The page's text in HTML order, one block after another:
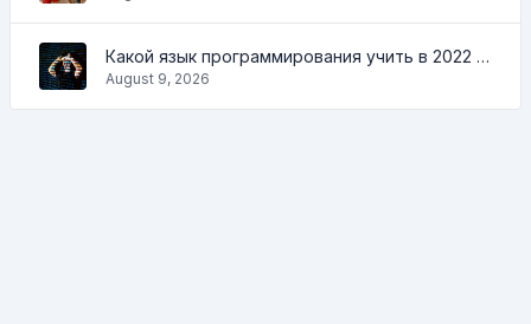
Какой язык программирования учить в 2022 и какие инструменты помогут кодеру в повседневных задачах
August 9, 2026